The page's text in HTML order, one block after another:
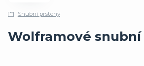
Snubní prsteny
Wolframové